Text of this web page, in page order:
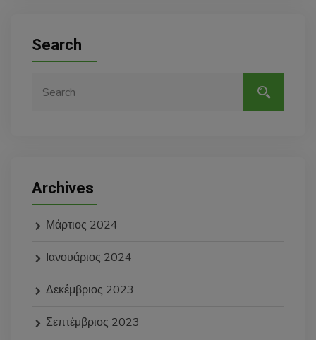
Search
Archives
Μάρτιος 2024
Ιανουάριος 2024
Δεκέμβριος 2023
Σεπτέμβριος 2023